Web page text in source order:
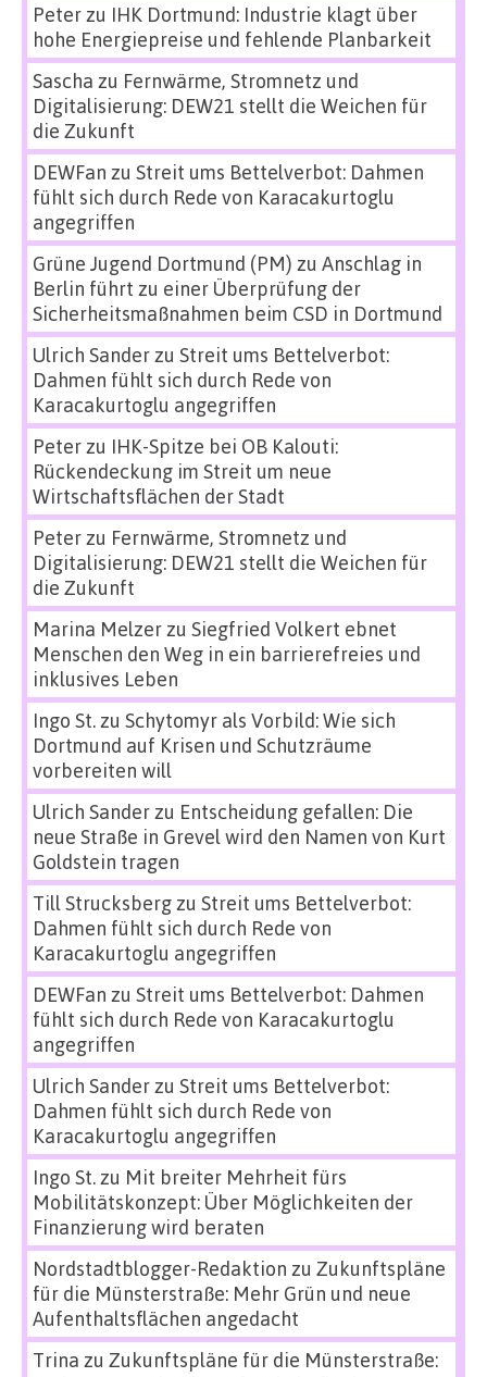
Peterzu IHK Dortmund: Industrie klagt über
hohe Energiepreise und fehlende Planbarkeit
Sascha zu Fernwärme, Stromnetz und
Digitalisierung: DEW21 stellt die Weichen für
die Zukunft
DEWFan zu Streit ums Bettelverbot: Dahmen
fühlt sich durch Rede von Karacakurtoglu
angegriffen
Grüne Jugend Dortmund (PM) zu Anschlag in
Berlin führt zu einer Überprüfung der
Sicherheitsmaßnahmen beim CSD in Dortmund
Ulrich Sanderzu Streit ums Bettelverbot:
Dahmen fühlt sich durch Rede von
Karacakurtoglu angegriffen
Peterzu IHK-Spitze bei OB Kalouti:
Rückendeckung im Streit um neue
Wirtschaftsflächen der Stadt
Peterzu Fernwärme, Stromnetz und
Digitalisierung: DEW21 stellt die Weichen für
die Zukunft
Marina Melzerzu Siegfried Volkert ebnet
Menschen den Weg in ein barrierefreies und
inklusives Leben
Ingo St.zu Schytomyr als Vorbild: Wie sich
Dortmund auf Krisen und Schutzräume
vorbereiten will
Ulrich Sanderzu Entscheidung gefallen: Die
neue Straße in Grevel wird den Namen von Kurt
Goldstein tragen
Till Strucksbergzu Streit ums Bettelverbot:
Dahmen fühlt sich durch Rede von
Karacakurtoglu angegriffen
DEWFan zu Streit ums Bettelverbot: Dahmen
fühlt sich durch Rede von Karacakurtoglu
angegriffen
Ulrich Sanderzu Streit ums Bettelverbot:
Dahmen fühlt sich durch Rede von
Karacakurtoglu angegriffen
Ingo St.zu Mit breiter Mehrheit fürs
Mobilitätskonzept: Über Möglichkeiten der
Finanzierung wird beraten
Nordstadtblogger-Redaktion zu Zukunftspläne
für die Münsterstraße: Mehr Grün und neue
Aufenthaltsflächen angedacht
Trina zu Zukunftspläne für die Münsterstraße: